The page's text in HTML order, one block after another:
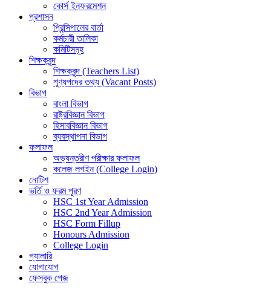
কোর্স ইনফরমেশন
প্রশাসন
প্রিন্সিপালের বার্তা
কর্মচারী তালিকা
কমিটিসমূহ
শিক্ষকবৃন্দ
শিক্ষকবৃন্দ (Teachers List)
শূণ্যপদের তথ্য (Vacant Posts)
বিভাগ
বাংলা বিভাগ
রাষ্ট্রবিজ্ঞান বিভাগ
হিসাববিজ্ঞান বিভাগ
ব্যবস্থাপনা বিভাগ
ফলাফল
অভ্যন্তরীণ পরীক্ষার ফলাফল
কলেজ লগইন (College Login)
নোটিশ
ভর্তি ও ফরম পূরণ
HSC 1st Year Admission
HSC 2nd Year Admission
HSC Form Fillup
Honours Admission
College Login
গ্যালারি
যোগাযোগ
ফেসবুক পেজ